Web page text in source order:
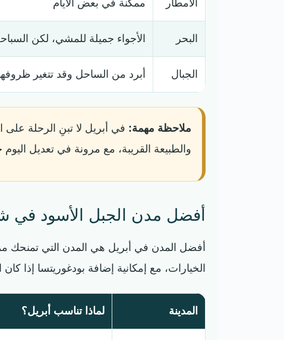
الأمطار ممكنة في بعض الأيام
البحر الأجواء جميلة للمشي، لكن
الجبال أبرد من الساحل وقد تتغير
ملاحظة مهمة: في أبريل لا تبنِ الرحلة على
والطبيعة القريبة، مع مرونة في تعديل
أفضل مدن الجبل الأسود في
أفضل المدن في أبريل هي المدن التي تمنحك
الخيارات، مع إمكانية إضافة بودغوريتسا إذا
المدينة لماذا تناسب أبريل؟